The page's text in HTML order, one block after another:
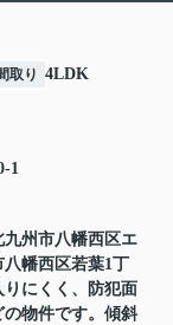
取り 4LDK
1
州市八幡西区エ
幡西区若葉1丁
りにくく、防犯面
物件です。傾斜